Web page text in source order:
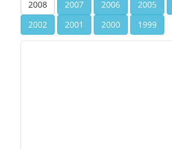
2008
2007 2006 2005
2002
2001 2000 1999